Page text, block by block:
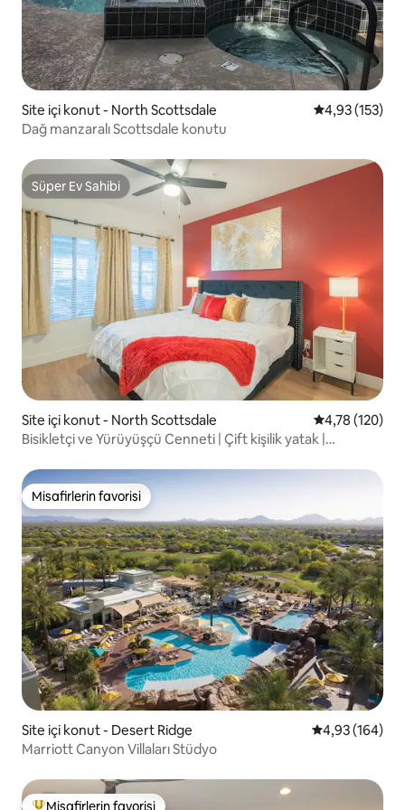
Site içi konut - North Scottsdale 5 üzerinden
4,93 (153)
Dağ manzaralı Scottsdale konutu
Süper Ev Sahibi
Süper Ev Sahibi
Site içi konut - North Scottsdale 5 üzerinden
4,78 (120)
Bisikletçi ve Yürüyüşçü Cenneti | Çift kişilik yatak |
Misafirlerin favorisi
Misafirlerin favorisi
Site içi konut - Desert Ridge 5 üzerinden
4,93 (164)
Marriott Canyon Villaları Stüdyo
Misafirlerin favorisi